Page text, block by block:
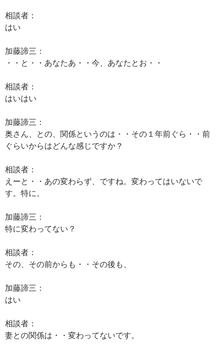
相談者：
はい
加藤諦三：
・・と・・あなたあ・・今、あなたとお・・
相談者：
はいはい
加藤諦三：
奥さん、との、関係というのは・・その１年前ぐら・・前
ぐらいからはどんな感じですか？
相談者：
えーと・・あの変わらず、ですね。変わってはいないで
す。特に。
加藤諦三：
特に変わってない？
相談者：
その、その前からも・・その後も、
加藤諦三：
はい
相談者：
妻との関係は・・変わってないです。